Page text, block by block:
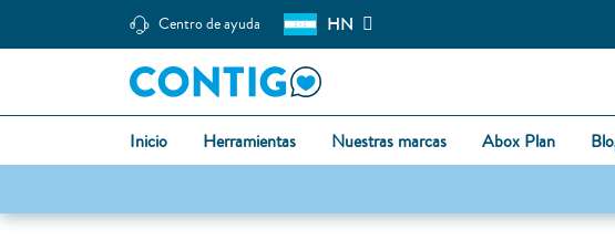
Centro de ayuda HN
Inicio Herramientas Nuestras marcas Abox Plan